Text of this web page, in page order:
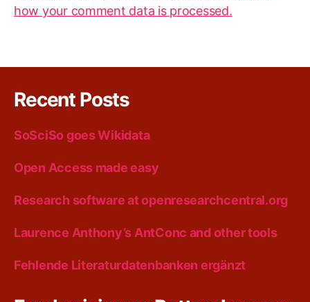
how your comment data is processed.
Recent Posts
SoSciSo goes Wikidata
Open Access made easy
Research software at openresearchcentral.org
Laurence Anthony’s AntConc and other tools
Fehlende Literaturdatenbanken ergänzt